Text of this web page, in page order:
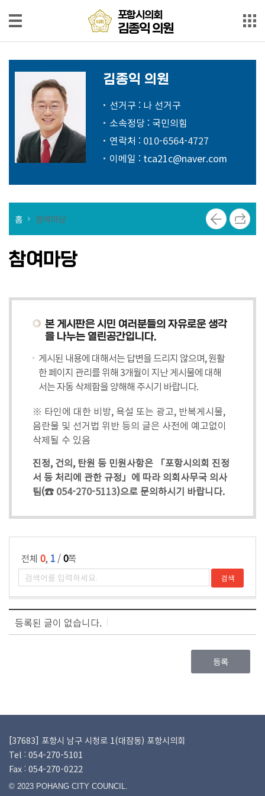
본문으로 바로가기
메인메뉴 바로가기
의
김
종
익
의
원
의
원
정
동
의
정
의
활
포항시의회
김종익 의원
김종익 의원
선거구 : 나 선거구
소속정당 : 국민의힘
연락처 : 010-6564-4727
이메일 : tca21c@naver.com
홈 참여마당
참여마당
본 게시판은 시민 여러분들의 자유로운 생각
을 나누는 열린공간입니다.
게시된 내용에 대해서는 답변을 드리지 않으며, 원활
한 페이지 관리를 위해 3개월이 지난 게시물에 대해
서는 자동 삭제함을 양해해 주시기 바랍니다.
※ 타인에 대한 비방, 욕설 또는 광고, 반복게시물,
음란물 및 선거법 위반 등의 글은 사전에 예고없이
삭제될 수 있음
진정, 건의, 탄원 등 민원사항은 「포항시의회 진정
서 등 처리에 관한 규정」에 따라 의회사무국 의사
팀(☎ 054-270-5113)으로 문의하시기 바랍니다.
전체 0, 1 /0쪽
등록된 글이 없습니다.
등록
[37683] 포항시 남구 시청로 1(대잠동) 포항시의회
Tel : 054-270-5101
Fax : 054-270-0222
© 2023 POHANG CITY COUNCIL.